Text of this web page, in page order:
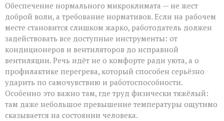
Обеспечение нормального микроклимата — не жест
доброй воли, а требование нормативов. Если на рабочем
месте становится слишком жарко, работодатель должен
задействовать все доступные инструменты: от
кондиционеров и вентиляторов до исправной
вентиляции. Речь идёт не о комфорте ради уюта, а о
профилактике перегрева, который способен серьёзно
ударить по самочувствию и работоспособности.
Особенно это важно там, где труд физически тяжёлый:
там даже небольшое превышение температуры ощутимо
сказывается на состоянии человека.